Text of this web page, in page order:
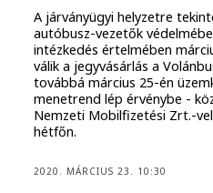
A járványügyi helyzetre
autóbusz-vezetők
intézkedés értelmében
válik a jegyvásárlás a
továbbá március 25-én
menetrend lép érvénybe -
Nemzeti Mobilfizetési Zrt.-
hétfőn.
2020. MÁRCIUS 23. 10:30